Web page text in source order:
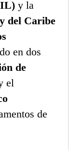
y la
del Caribe
en dos
de
el
de